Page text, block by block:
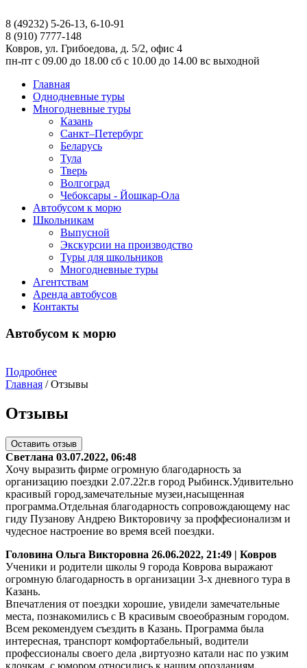
8 (49232) 5-26-13, 6-10-91
8 (910) 7777-148
Ковров, ул. Грибоедова, д. 5/2, офис 4
пн-пт с 09.00 до 18.00 сб с 10.00 до 14.00 вс выходной
Главная
Однодневные туры
Многодневные туры
Казань
Санкт–Петербург
Беларусь
Тула
Тверь
Волгоград
Чебоксары - Йошкар-Ола
Автобусом к морю
Школьникам
Выпусной
Экскурсии на производство
Туры для школьников
Многодневные туры
Агентствам
Аренда автобусов
Контакты
Автобусом к морю
Подробнее
Главная /Отзывы
Отзывы
Оставить отзыв
Светлана 03.07.2022, 06:48
Хочу выразить фирме огромную благодарность за
организацию поездки 2.07.22г.в город Рыбинск.Удивительно
красивый город,замечательные музеи,насыщенная
программа.Отдельная благодарность сопровождающему нас
гиду Пузанову Андрею Викторовичу за проффесионализм и
чудесное настроение во время всей поездки.
Головина Ольга Викторовна 26.06.2022, 21:49 | Ковров
Ученики и родители школы 9 города Коврова выражают
огромную благодарность в организации 3-х дневного тура в
Казань.
Впечатления от поездки хорошие, увидели замечательные
места, познакомились с В красивым своеобразным городом.
Всем рекомендуем съездить в Казань. Программа была
интересная, транспорт комфортабельный, водители
профессионалы своего дела ,виртуозно катали нас по узким